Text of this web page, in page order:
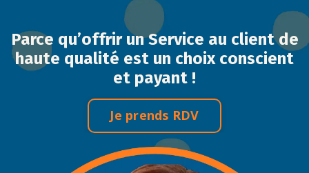
Parce qu’offrir un Service au client de
haute qualité est un choix conscient
et payant !
Je prends RDV